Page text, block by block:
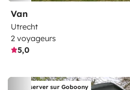
Van
Utrecht
2 voyageurs
5,0
Réserver sur Goboony